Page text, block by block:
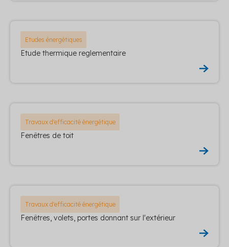
Etudes énergétiques
Etude thermique reglementaire
Travaux d'efficacité énergétique
Fenêtres de toit
Travaux d'efficacité énergétique
Fenêtres, volets, portes donnant sur l'extérieur